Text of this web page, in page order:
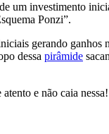
um investimento
Ponzi”.
gerando ganhos
dessa pirâmide
e não caia nessa!